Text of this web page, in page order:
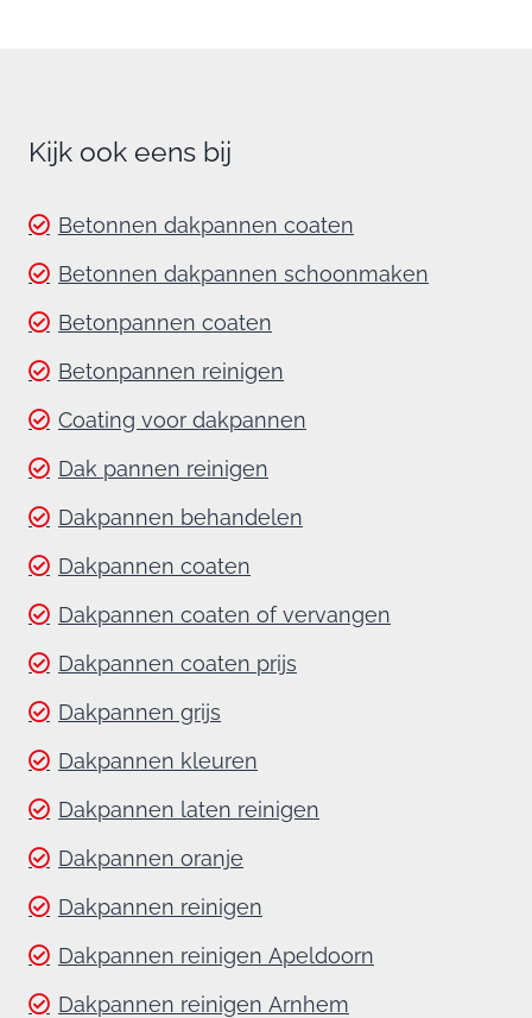
Kijk ook eens bij
Betonnen dakpannen coaten
Betonnen dakpannen schoonmaken
Betonpannen coaten
Betonpannen reinigen
Coating voor dakpannen
Dak pannen reinigen
Dakpannen behandelen
Dakpannen coaten
Dakpannen coaten of vervangen
Dakpannen coaten prijs
Dakpannen grijs
Dakpannen kleuren
Dakpannen laten reinigen
Dakpannen oranje
Dakpannen reinigen
Dakpannen reinigen Apeldoorn
Dakpannen reinigen Arnhem